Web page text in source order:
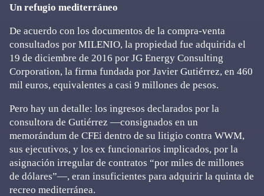
Un refugio mediterráneo
De acuerdo con los documentos de la compra-venta
consultados por MILENIO, la propiedad fue adquirida el
19 de diciembre de 2016 por JG Energy Consulting
Corporation, la firma fundada por Javier Gutiérrez, en 460
mil euros, equivalentes a casi 9 millones de pesos.
Pero hay un detalle: los ingresos declarados por la
consultora de Gutiérrez —consignados en un
memorándum de CFEi dentro de su litigio contra WWM,
sus ejecutivos, y los ex funcionarios implicados, por la
asignación irregular de contratos “por miles de millones
de dólares”—, eran insuficientes para adquirir la quinta de
recreo mediterránea.